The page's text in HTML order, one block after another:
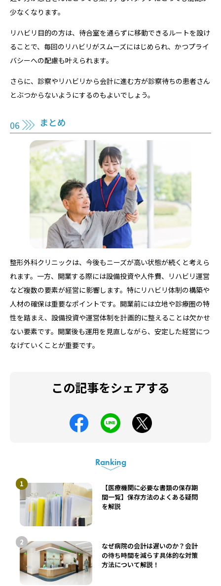
少なくなります。
リハビリ目的の方は、待合室を通らずに移動できるルートを設け
ることで、毎回のリハビリがスムーズにはじめられ、かつプライ
バシーへの配慮も叶えられます。
さらに、診察やリハビリから会計に進む方が診察待ちの患者さん
とぶつからないようにするのもよいでしょう。
まとめ
整形外科クリニックは、今後もニーズが高い状態が続くと考えら
れます。一方、開業する際には設備投資や人件費、リハビリ運営
など複数の要素が経営に影響します。特にリハビリ体制の構築や
人材の確保は重要なポイントです。開業前には立地や診療圏の特
性を踏まえ、設備投資や運営体制を計画的に整えることは欠かせ
ない要素です。開業後も運用を見直しながら、安定した経営につ
なげていくことが重要です。
この記事をシェアする
Ranking
【医療機関に必要な書類の保存期
間一覧】保存方法のよくある疑問
を解説
なぜ病院の会計は遅いのか？会計
の待ち時間を減らす具体的な対策
方法について解説！